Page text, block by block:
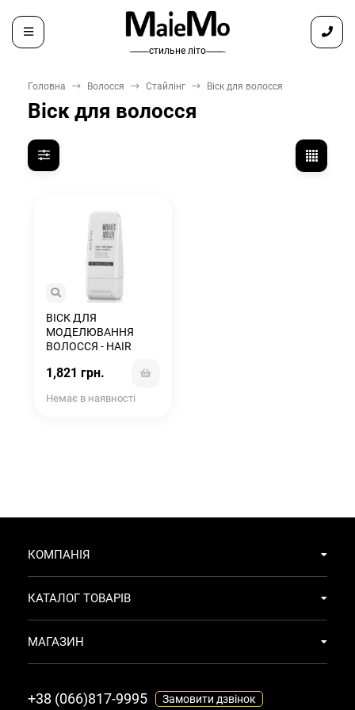
̶ ̶ ̶ ̶ ̶ ̶ ̶ стильне літо ̶ ̶ ̶ ̶ ̶ ̶ ̶
Головна Волосся Стайлінг Віск для волосся
Віск для волосся
ВІСК ДЛЯ
МОДЕЛЮВАННЯ
ВОЛОССЯ - HAIR
1,821 грн.
Немає в наявності
КОМПАНІЯ
КАТАЛОГ ТОВАРІВ
МАГАЗИН
+38 (066)817-9995 Замовити дзвінок